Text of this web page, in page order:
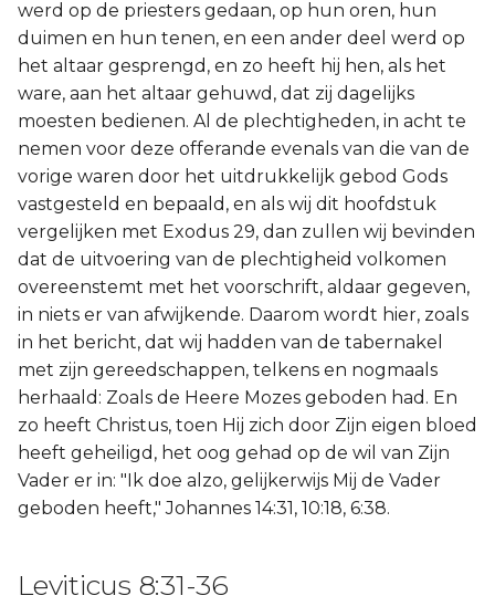
werd op de priesters gedaan, op hun oren, hun
duimen en hun tenen, en een ander deel werd op
het altaar gesprengd, en zo heeft hij hen, als het
ware, aan het altaar gehuwd, dat zij dagelijks
moesten bedienen. Al de plechtigheden, in acht te
nemen voor deze offerande evenals van die van de
vorige waren door het uitdrukkelijk gebod Gods
vastgesteld en bepaald, en als wij dit hoofdstuk
vergelijken met Exodus 29, dan zullen wij bevinden
dat de uitvoering van de plechtigheid volkomen
overeenstemt met het voorschrift, aldaar gegeven,
in niets er van afwijkende. Daarom wordt hier, zoals
in het bericht, dat wij hadden van de tabernakel
met zijn gereedschappen, telkens en nogmaals
herhaald: Zoals de Heere Mozes geboden had. En
zo heeft Christus, toen Hij zich door Zijn eigen bloed
heeft geheiligd, het oog gehad op de wil van Zijn
Vader er in: "Ik doe alzo, gelijkerwijs Mij de Vader
geboden heeft," Johannes 14:31, 10:18, 6:38.
Leviticus 8:31-36